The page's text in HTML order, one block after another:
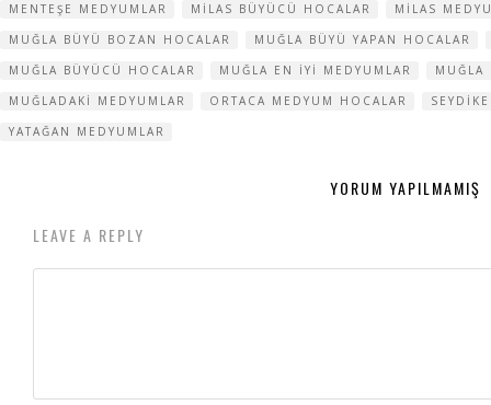
MENTEŞE MEDYUMLAR
MILAS BÜYÜCÜ HOCALAR
MILAS
MUĞLA BÜYÜ BOZAN HOCALAR
MUĞLA BÜYÜ YAPAN HOCALAR
MUĞLA BÜYÜCÜ HOCALAR
MUĞLA EN IYI MEDYUMLAR
MUĞLA
MUĞLADAKI MEDYUMLAR
ORTACA MEDYUM HOCALAR
YATAĞAN MEDYUMLAR
YORUM YAPILMAMIŞ
LEAVE A REPLY